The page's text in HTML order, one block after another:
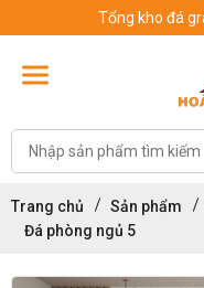
Tổng kho đá
Trang chủ Sản phẩm
Đá phòng ngủ 5